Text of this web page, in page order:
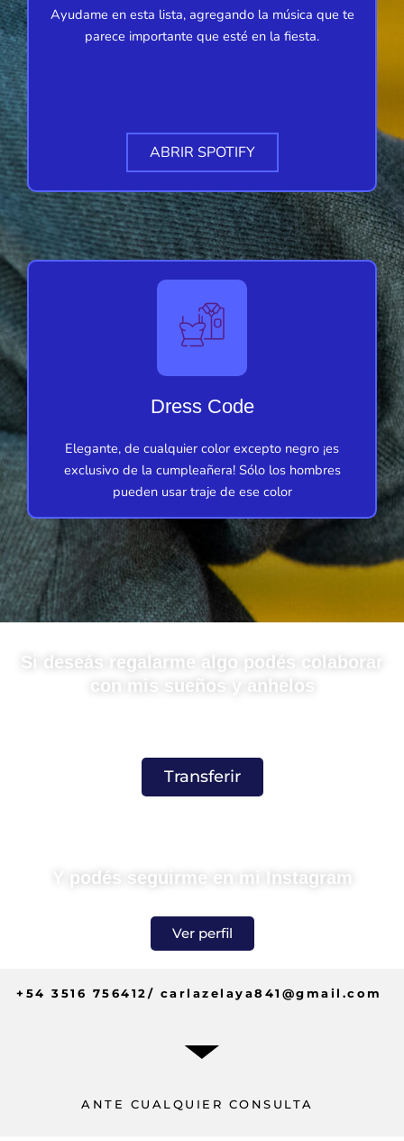
Ayudame en esta lista, agregando la música que te
parece importante que esté en la fiesta.
ABRIR SPOTIFY
Dress Code
Elegante, de cualquier color excepto negro ¡es
exclusivo de la cumpleañera! Sólo los hombres
pueden usar traje de ese color
Si deseás regalarme algo podés colaborar
con mis sueños y anhelos
Transferir
Y podés seguirme en mi Instagram
Ver perfil
+54 3516 756412/ carlazelaya841@gmail.com
ANTE CUALQUIER CONSULTA